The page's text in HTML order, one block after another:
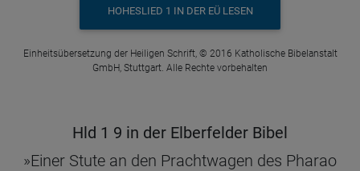
HOHESLIED 1 IN DER EÜ LESEN
Einheitsübersetzung der Heiligen Schrift, © 2016 Katholische Bibelanstalt
GmbH, Stuttgart. Alle Rechte vorbehalten
Hld 1 9 in der Elberfelder Bibel
»Einer Stute an den Prachtwagen des Pharao